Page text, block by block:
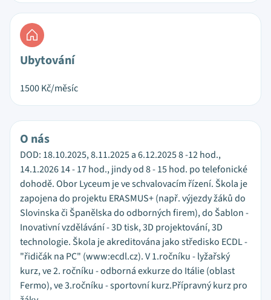
Ubytování
1500Kč/měsíc
O nás
DOD: 18.10.2025, 8.11.2025 a 6.12.2025 8 -12 hod.,
14.1.2026 14 - 17 hod., jindy od 8 - 15 hod. po telefonické
dohodě. Obor Lyceum je ve schvalovacím řízení. Škola je
zapojena do projektu ERASMUS+ (např. výjezdy žáků do
Slovinska či Španělska do odborných firem), do Šablon -
Inovativní vzdělávání - 3D tisk, 3D projektování, 3D
technologie. Škola je akreditována jako středisko ECDL -
"řidičák na PC" (www:ecdl.cz). V 1.ročníku - lyžařský
kurz, ve 2. ročníku - odborná exkurze do Itálie (oblast
Fermo), ve 3.ročníku - sportovní kurz.Přípravný kurz pro